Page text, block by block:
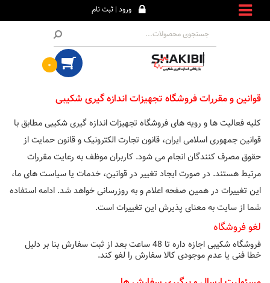
ورود | ثبت نام
۰
قوانین و مقررات فروشگاه تجهیزات اندازه گیری شکیبی
کلیه فعالیت ها و رویه های فروشگاه تجهیزات اندازه گیری شکیبی مطابق با
قوانین جمهوری اسلامی ایران، قانون تجارت الکترونیک و قانون حمایت از
حقوق مصرف کنندگان انجام می شود. کاربران موظف به رعایت مقررات
مرتبط هستند. در صورت ایجاد تغییر در قوانین، خدمات یا سیاست های ما،
این تغییرات در همین صفحه اعلام و به روزرسانی خواهد شد. ادامه استفاده
شما از سایت به معنای پذیرش این تغییرات است.
لغو فروشگاه
فروشگاه شکیبی اجازه داره تا 48 ساعت بعد از ثبت سفارش بنا بر دلیل
خطا فنی یا عدم موجودی کالا سفارش را لغو کند.